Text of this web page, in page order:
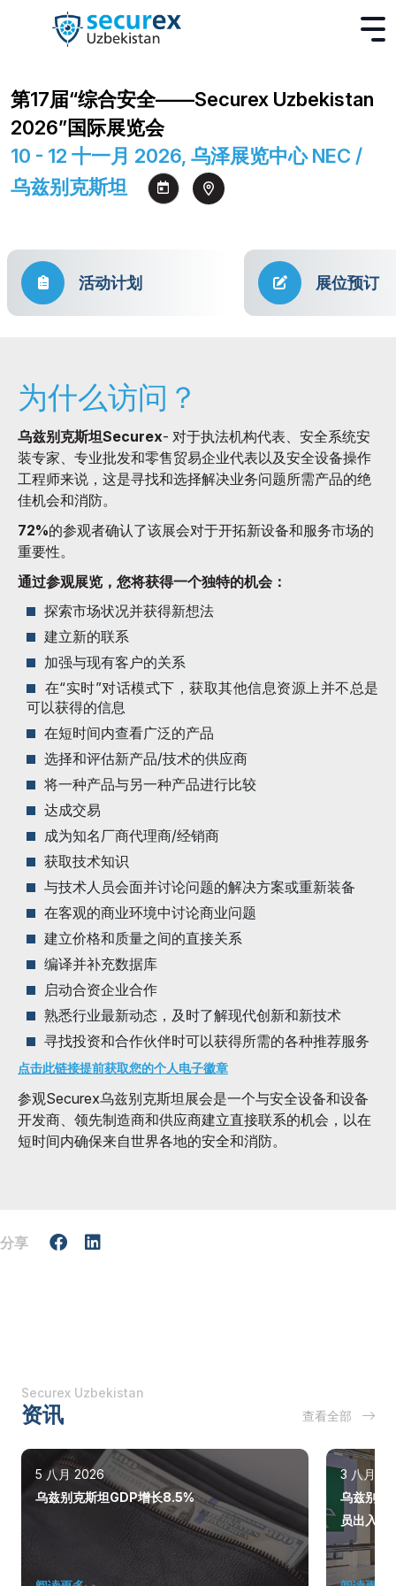
第17届“综合安全——Securex Uzbekistan
2026”国际展览会
10 - 12 十一月 2026, 乌泽展览中心 NEC /
乌兹别克斯坦
活动计划 展位预订
为什么访问？
乌兹别克斯坦Securex- 对于执法机构代表、安全系统安
装专家、专业批发和零售贸易企业代表以及安全设备操作
工程师来说，这是寻找和选择解决业务问题所需产品的绝
佳机会和消防。
72%的参观者确认了该展会对于开拓新设备和服务市场的
重要性。
通过参观展览，您将获得一个独特的机会：
探索市场状况并获得新想法
建立新的联系
加强与现有客户的关系
在“实时”对话模式下，获取其他信息资源上并不总是
可以获得的信息
在短时间内查看广泛的产品
选择和评估新产品/技术的供应商
将一种产品与另一种产品进行比较
达成交易
成为知名厂商代理商/经销商
获取技术知识
与技术人员会面并讨论问题的解决方案或重新装备
在客观的商业环境中讨论商业问题
建立价格和质量之间的直接关系
编译并补充数据库
启动合资企业合作
熟悉行业最新动态，及时了解现代创新和新技术
寻找投资和合作伙伴时可以获得所需的各种推荐服务
点击此链接提前获取您的个人电子徽章
参观Securex乌兹别克斯坦展会是一个与安全设备和设备
开发商、领先制造商和供应商建立直接联系的机会，以在
短时间内确保来自世界各地的安全和消防。
分享
Securex Uzbekistan
资讯 查看全部
5 八月 2026
乌兹别克斯坦GDP增长8.5%
3 八月
乌兹别克
员出入